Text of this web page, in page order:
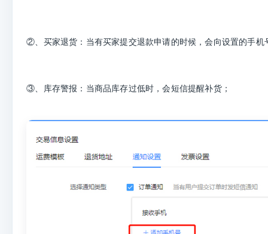
②、买家退货：当有买家提交退款申请的时候，会向设置的手机
③、库存警报：当商品库存过低时，会短信提醒补货；